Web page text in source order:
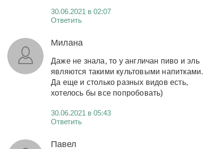
30.06.2021 в 02:07
Ответить
Милана
Даже не знала, то у англичан пиво и эль
являются такими культовыми напитками.
Да еще и столько разных видов есть,
хотелось бы все попробовать)
30.06.2021 в 05:43
Ответить
Павел